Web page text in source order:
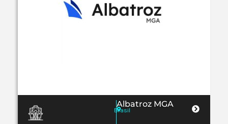
Albatroz MGA
Brasil